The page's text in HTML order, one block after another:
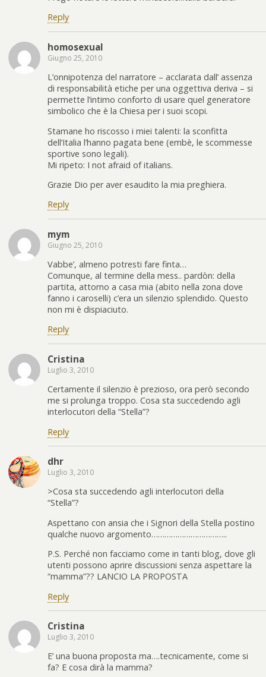
Reply
homosexual
Giugno 25, 2010
L’onnipotenza del narratore – acclarata dall’ assenza
di responsabilità etiche per una oggettiva deriva – si
permette l’intimo conforto di usare quel generatore
simbolico che è la Chiesa per i suoi scopi.
Stamane ho riscosso i miei talenti: la sconfitta
dell’Italia l’hanno pagata bene (embè, le scommesse
sportive sono legali).
Mi ripeto: I not afraid of italians.
Grazie Dio per aver esaudito la mia preghiera.
Reply
mym
Giugno 25, 2010
Vabbe’, almeno potresti fare finta…
Comunque, al termine della mess.. pardòn: della
partita, attorno a casa mia (abito nella zona dove
fanno i caroselli) c’era un silenzio splendido. Questo
non mi è dispiaciuto.
Reply
Cristina
Luglio 3, 2010
Certamente il silenzio è prezioso, ora però secondo
me si prolunga troppo. Cosa sta succedendo agli
interlocutori della “Stella”?
Reply
dhr
Luglio 3, 2010
>Cosa sta succedendo agli interlocutori della
“Stella”?
Aspettano con ansia che i Signori della Stella postino
qualche nuovo argomento……………………………..
P.S. Perché non facciamo come in tanti blog, dove gli
utenti possono aprire discussioni senza aspettare la
“mamma”?? LANCIO LA PROPOSTA
Reply
Cristina
Luglio 3, 2010
E’ una buona proposta ma….tecnicamente, come si
fa? E cosa dirà la mamma?